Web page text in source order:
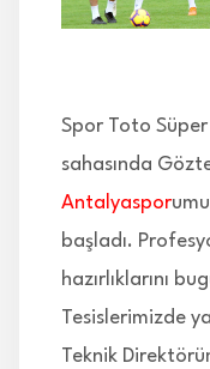
Spor Toto
sahasında
Antalyaspor
başladı.
hazırlıklarını
Tesislerimizde
Teknik